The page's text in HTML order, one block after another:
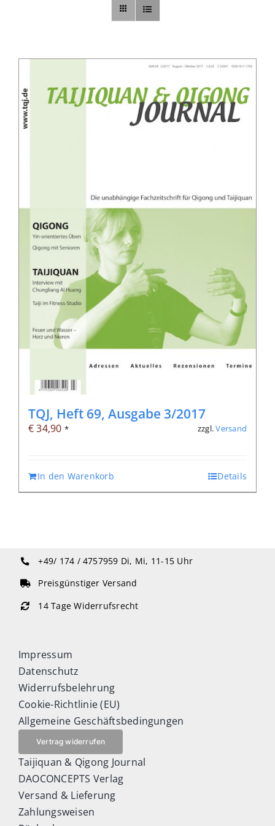
TQJ, Heft 69, Ausgabe 3/2017
€34,90 * zzgl.Versand
In den Warenkorb Details
+49/ 174 / 4757959 Di, Mi, 11-15 Uhr
Preisgünstiger Versand
14 Tage Widerrufsrecht
Impressum
Datenschutz
Widerrufsbelehrung
Cookie-Richtlinie (EU)
Allgemeine Geschäftsbedingungen
Vertrag widerrufen
Taijiquan & Qigong Journal
DAOCONCEPTS Verlag
Versand & Lieferung
Zahlungsweisen